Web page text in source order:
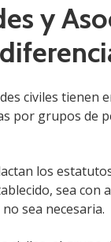
y
civiles tienen
por grupos de
los
sea con
sea necesaria.